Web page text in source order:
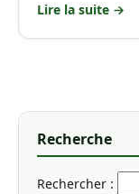
Lire la suite →
Recherche
Rechercher :